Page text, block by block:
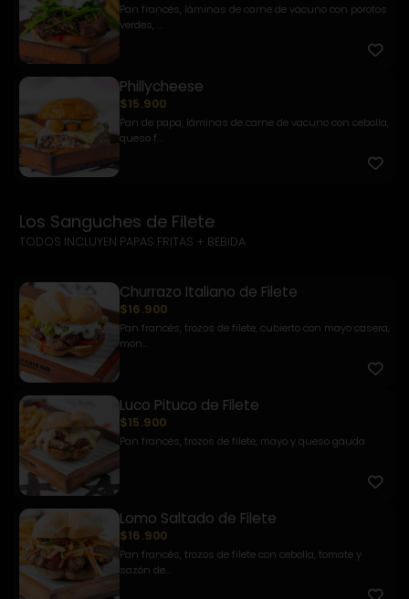
Pan francés, láminas de carne de vacuno con porotos
verdes, ...
Phillycheese
$15.900
Pan de papa, láminas de carne de vacuno con cebolla,
queso f...
Los Sanguches de Filete
TODOS INCLUYEN PAPAS FRITAS + BEBIDA
Churrazo Italiano de Filete
$16.900
Pan francés, trozos de filete, cubierto con mayo casera,
mon...
Luco Pituco de Filete
$15.900
Pan francés, trozos de filete, mayo y queso gauda
Lomo Saltado de Filete
$16.900
Pan francés, trozos de filete con cebolla, tomate y
sazón de...